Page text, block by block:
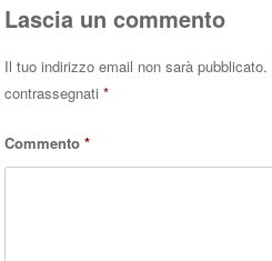
Lascia un commento
Il tuo indirizzo email non sarà pubblicato.
contrassegnati*
Commento*